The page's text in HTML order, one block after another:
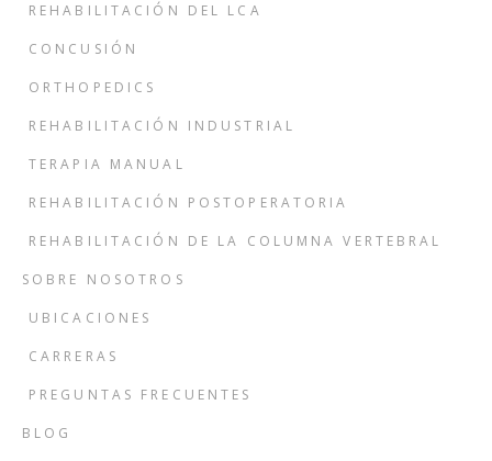
REHABILITACIÓN DEL LCA
CONCUSIÓN
ORTHOPEDICS
REHABILITACIÓN INDUSTRIAL
TERAPIA MANUAL
REHABILITACIÓN POSTOPERATORIA
REHABILITACIÓN DE LA COLUMNA VERTEBRAL
SOBRE NOSOTROS
UBICACIONES
CARRERAS
PREGUNTAS FRECUENTES
BLOG